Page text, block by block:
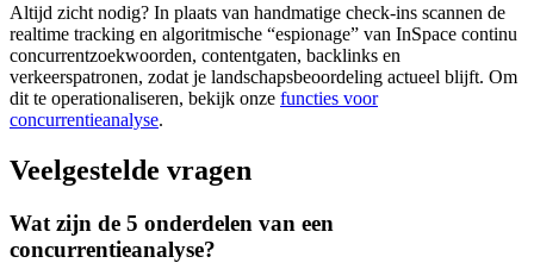
Altijd zicht nodig? In plaats van handmatige check-ins scannen de
realtime tracking en algoritmische “espionage” van InSpace continu
concurrentzoekwoorden, contentgaten, backlinks en
verkeerspatronen, zodat je landschapsbeoordeling actueel blijft. Om
dit te operationaliseren, bekijk onze functies voor
concurrentieanalyse.
Veelgestelde vragen
Wat zijn de 5 onderdelen van een
concurrentieanalyse?